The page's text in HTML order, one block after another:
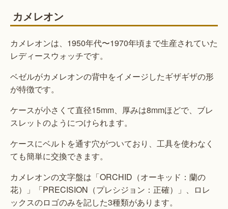
カメレオン
カメレオンは、1950年代〜1970年頃まで生産されていた
レディースウォッチです。
ベゼルがカメレオンの背中をイメージしたギザギザの形
が特徴です。
ケースが小さくて直径15mm、厚みは8mmほどで、ブレ
スレットのようにつけられます。
ケースにベルトを通す穴がついており、工具を使わなく
ても簡単に交換できます。
カメレオンの文字盤は「ORCHID（オーキッド：蘭の
花）」「PRECISION（プレシジョン：正確）」、ロレ
ックスのロゴのみを記した3種類があります。